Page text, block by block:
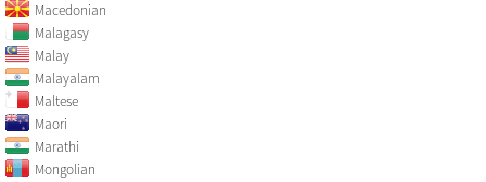
Macedonian
Malagasy
Malay
Malayalam
Maltese
Maori
Marathi
Mongolian